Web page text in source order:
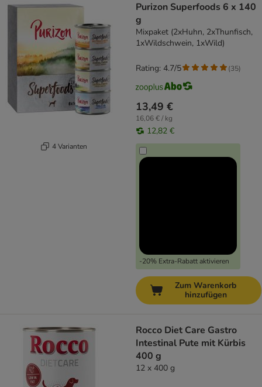
4 Varianten
Purizon Superfoods 6 x 140
g
Mixpaket (2xHuhn, 2xThunfisch,
1xWildschwein, 1xWild)
13,49 €
16,06 € / kg
12,82 €
-20% Extra-Rabatt aktivieren
Rating: 4.7/5 (35)
Zum Warenkorb
hinzufügen
Rocco Diet Care Gastro
Intestinal Pute mit Kürbis
400 g
12 x 400 g